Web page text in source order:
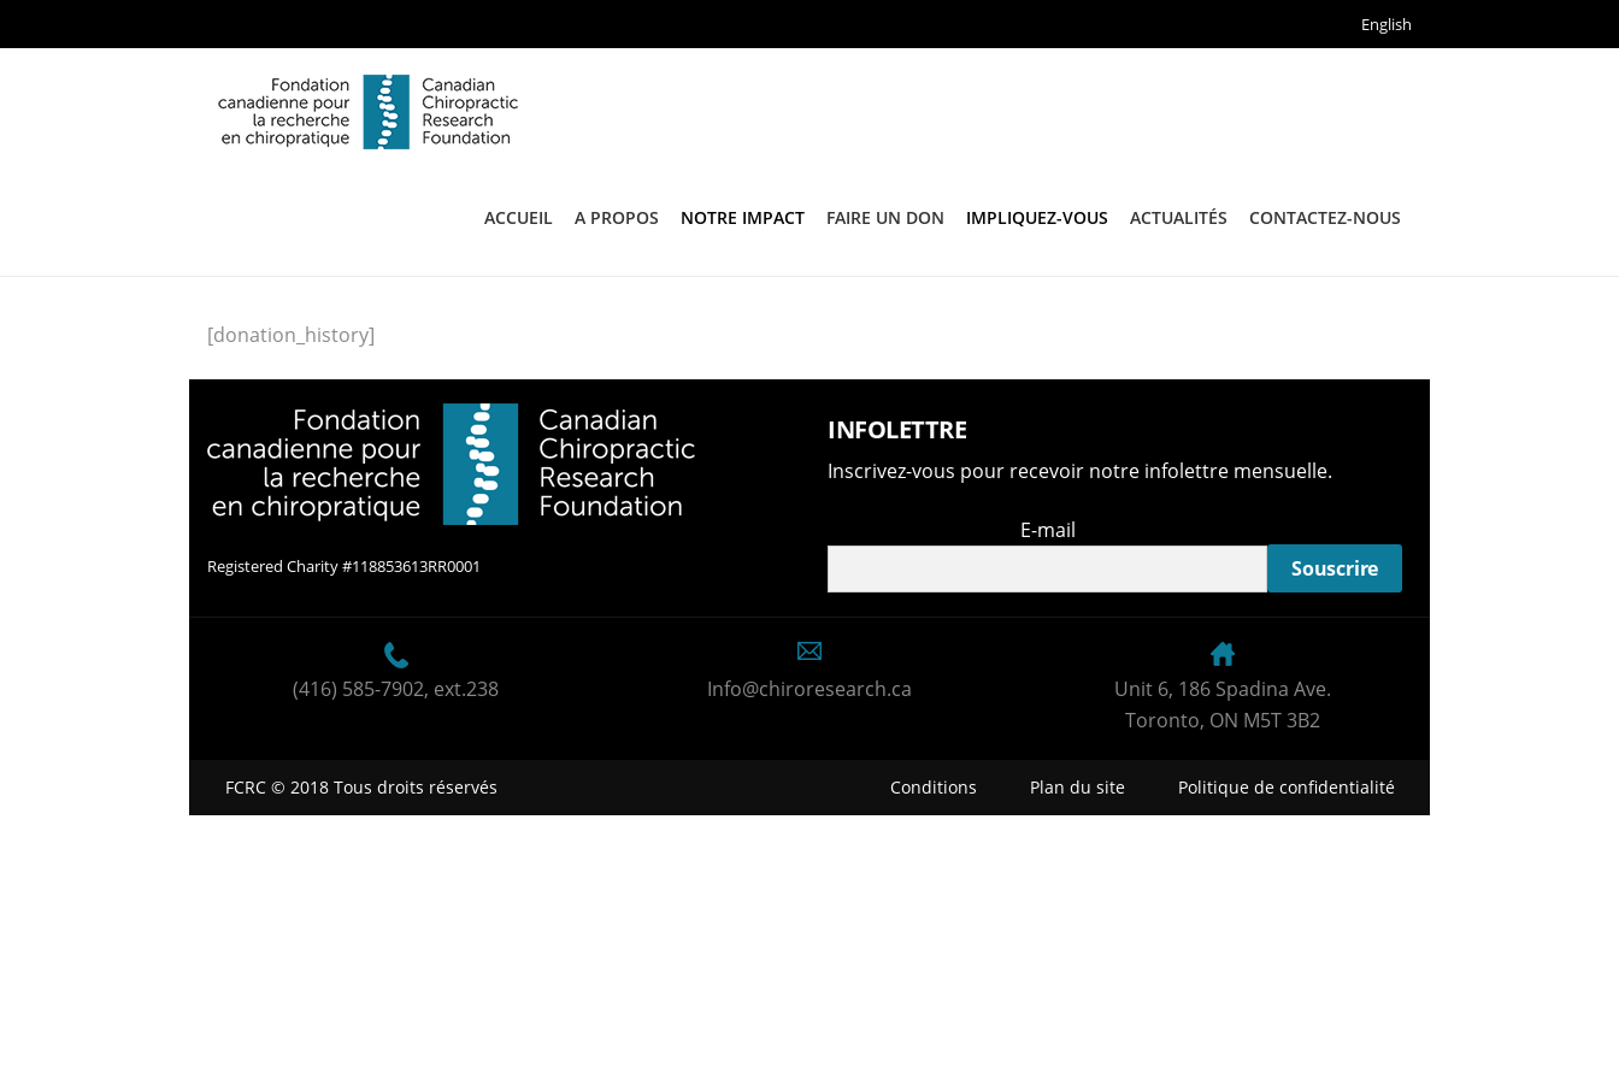
English
ACCUEIL A PROPOS NOTRE IMPACT FAIRE UN DON IMPLIQUEZ-VOUS ACTUALITÉS CONTACTEZ-NOUS
[donation_history]
Registered Charity #118853613RR0001
INFOLETTRE
Inscrivez-vous pour recevoir notre infolettre mensuelle.
E-mail
(416) 585-7902, ext.238 Info@chiroresearch.ca
Unit 6, 186 Spadina Ave.
Toronto, ON M5T 3B2
FCRC © 2018 Tous droits réservés Conditions Plan du site Politique de confidentialité